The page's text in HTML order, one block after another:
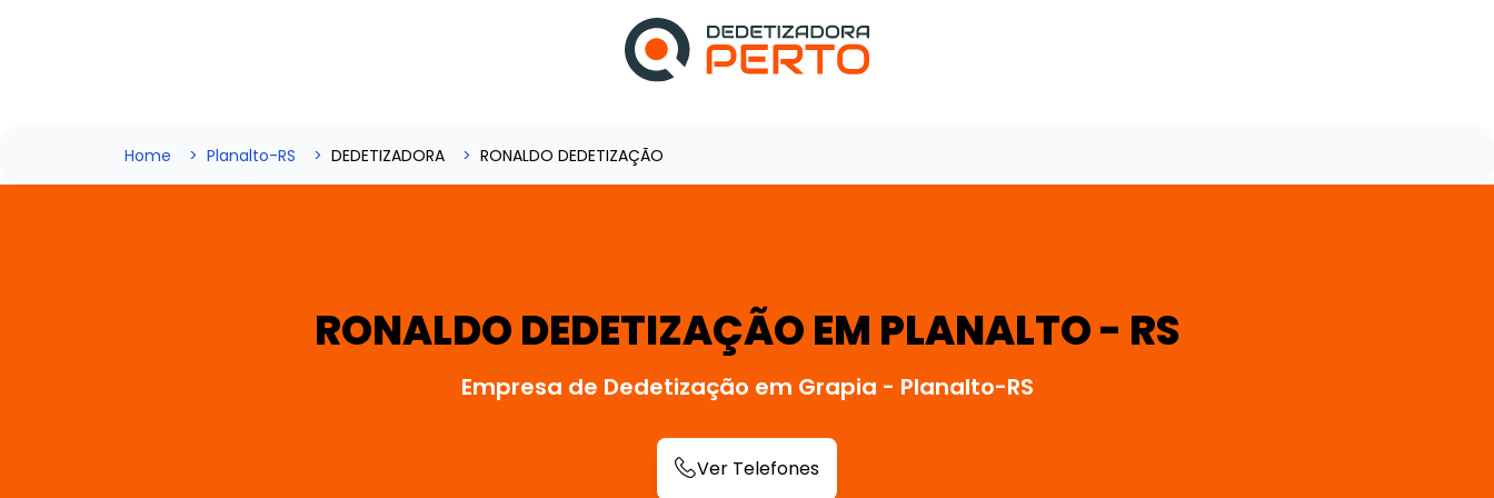
Home Planalto-RS DEDETIZADORA RONALDO DEDETIZAÇÃO
RONALDO DEDETIZAÇÃO EM PLANALTO - RS
Empresa de Dedetização em Grapia - Planalto-RS
Ver Telefones